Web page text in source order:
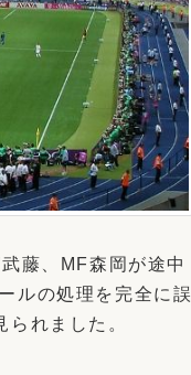
藤、MF森岡が途中
ルの処理を完全に誤
れました。